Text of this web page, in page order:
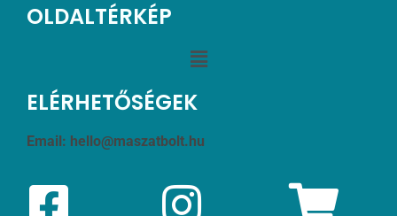
OLDALTÉRKÉP
ELÉRHETŐSÉGEK
Email: hello@maszatbolt.hu